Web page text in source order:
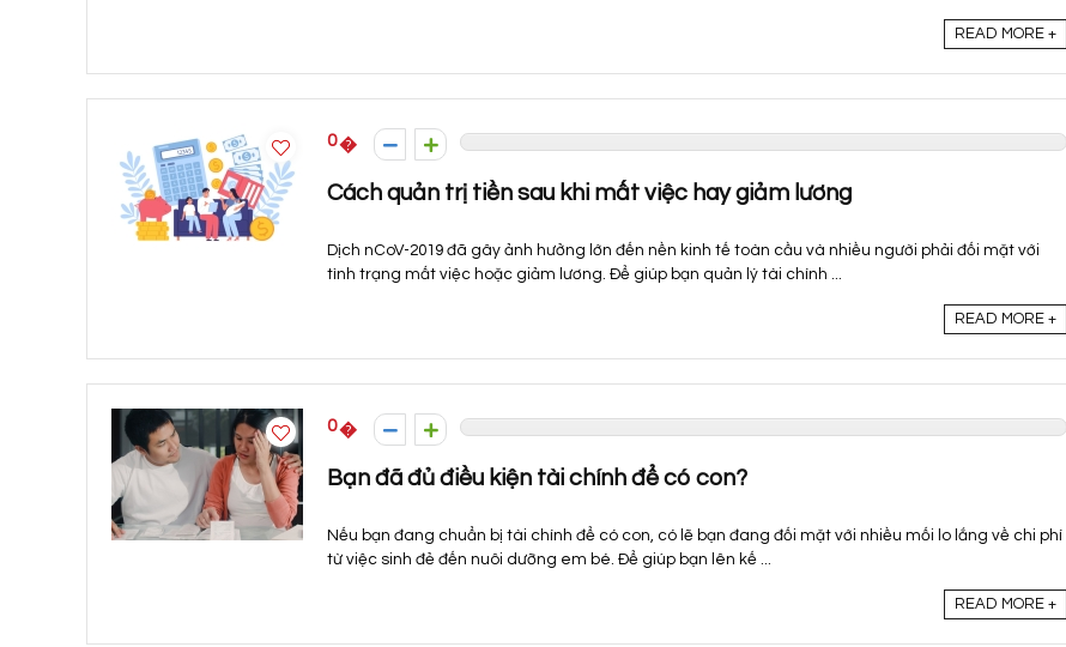
READ MORE +
0
Cách quản trị tiền sau khi mất việc hay giảm lương
Dịch nCoV-2019 đã gây ảnh hưởng lớn đến nền kinh tế toàn cầu và nhiều người phải đối mặt với
tình trạng mất việc hoặc giảm lương. Để giúp bạn quản lý tài chính ...
READ MORE +
0
Bạn đã đủ điều kiện tài chính để có con?
Nếu bạn đang chuẩn bị tài chính để có con, có lẽ bạn đang đối mặt với nhiều mối lo lắng về chi phí
từ việc sinh đẻ đến nuôi dưỡng em bé. Để giúp bạn lên kế ...
READ MORE +